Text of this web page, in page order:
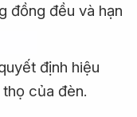
đồng đều và hạn
định hiệu
của đèn.